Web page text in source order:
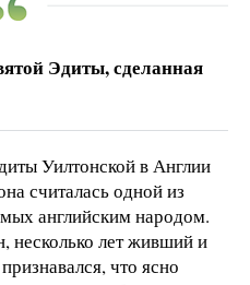
Эдиты, сделанная
Уилтонской в Англии
считалась одной из
английским народом.
несколько лет живший и
что ясно